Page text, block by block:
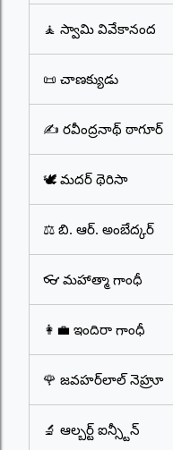
🧘 స్వామి వివేకానంద
📜 చాణక్యుడు
✍️ రవీంద్రనాథ్ ఠాగూర్
🕊️ మదర్ థెరిసా
⚖️ బి. ఆర్. అంబేద్కర్
👓 మహాత్మా గాంధీ
👩‍💼 ఇందిరా గాంధీ
🌹 జవహర్‌లాల్ నెహ్రూ
🔬 ఆల్బర్ట్ ఐన్స్టీన్